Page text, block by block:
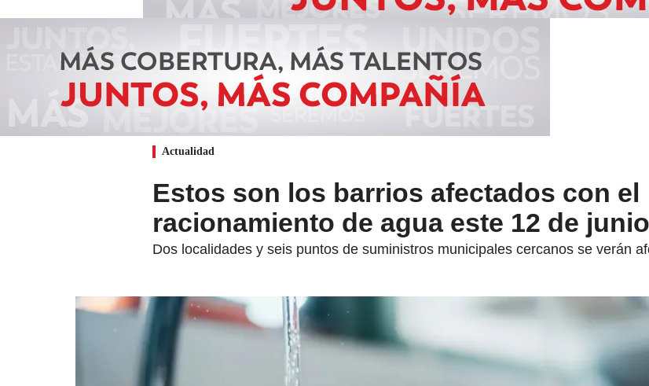
Actualidad
Estos son los barrios afectados con el
racionamiento de agua este 12 de
Dos localidades y seis puntos de suministros municipales cercanos se verán